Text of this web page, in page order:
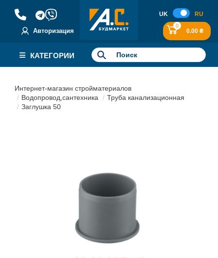
Авторизация
UK RU
0
0.00 ₴
КАТЕГОРИИ
Интернет-магазин стройматериалов
Водопровод,сантехника
Труба канализационная
Заглушка 50